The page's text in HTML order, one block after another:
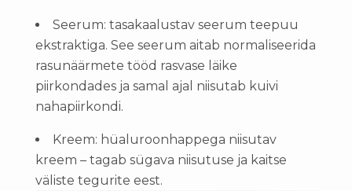
Seerum: tasakaalustav seerum teepuu
ekstraktiga. See seerum aitab normaliseerida
rasunäärmete tööd rasvase läike
piirkondades ja samal ajal niisutab kuivi
nahapiirkondi.
Kreem: hüaluroonhappega niisutav
kreem – tagab sügava niisutuse ja kaitse
väliste tegurite eest.